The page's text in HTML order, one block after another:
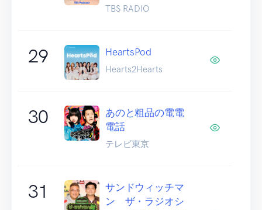
TBS RADIO
29 HeartsPod
Hearts2Hearts
30
あのと粗品の電電
電話
テレビ東京
31
サンドウィッチマ
ン ザ・ラジオシ